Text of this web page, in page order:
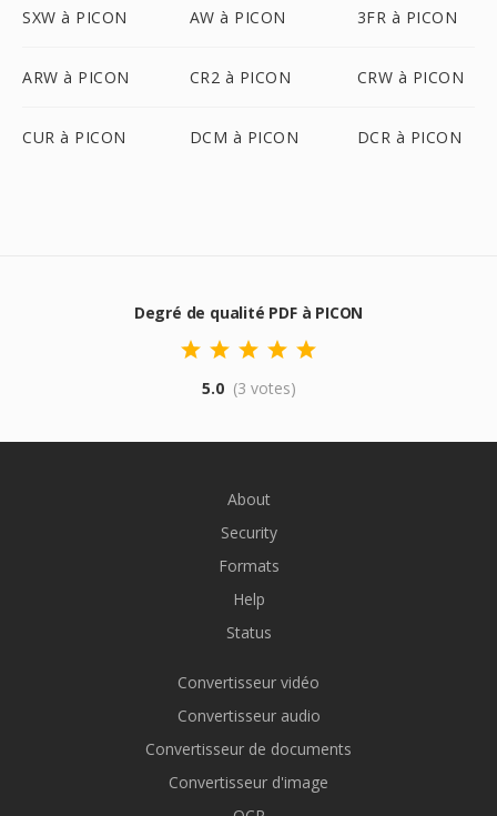
SXW à PICON AW à PICON 3FR à PICON
ARW à PICON CR2 à PICON CRW à PICON
CUR à PICON DCM à PICON DCR à PICON
Degré de qualité PDF à PICON
5.0 (3 votes)
About
Security
Formats
Help
Status
Convertisseur vidéo
Convertisseur audio
Convertisseur de documents
Convertisseur d'image